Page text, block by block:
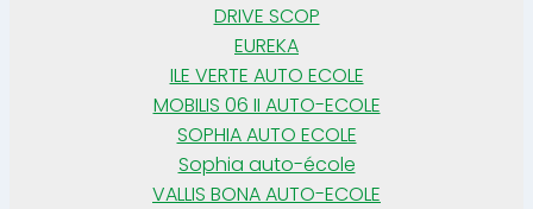
DRIVE SCOP
EUREKA
ILE VERTE AUTO ECOLE
MOBILIS 06 II AUTO-ECOLE
SOPHIA AUTO ECOLE
Sophia auto-école
VALLIS BONA AUTO-ECOLE